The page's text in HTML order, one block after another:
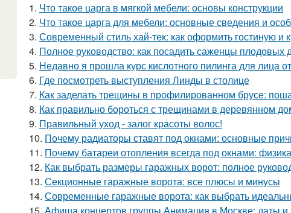
1. Что такое царга в мягкой мебели: основы конструкции
2. Что такое царга для мебели: основные сведения и
3. Современный стиль хай-тек: как оформить гостиную и
4. Полное руководство: как посадить саженцы плодовых
5. Недавно я прошла курс кислотного пилинга для лица
6. Где посмотреть выступления Линды в столице
7. Как заделать трещины в профилированном брусе:
8. Как правильно бороться с трещинами в деревянном
9. Правильный уход - залог красоты волос!
10. Почему радиаторы ставят под окнами: основные
11. Почему батареи отопления всегда под окнами:
12. Как выбрать размеры гаражных ворот: полное
13. Секционные гаражные ворота: все плюсы и минусы
14. Современные гаражные ворота: как выбрать